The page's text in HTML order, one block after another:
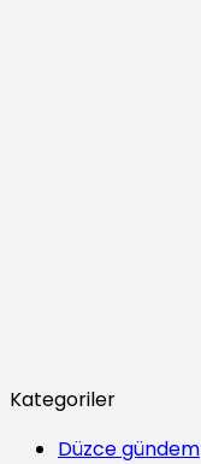
Kategoriler
Düzce gündem